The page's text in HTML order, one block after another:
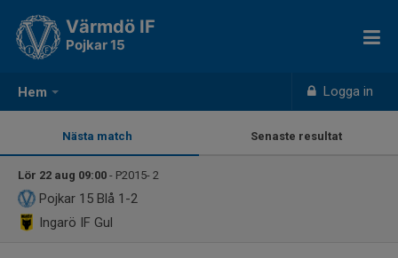
Hem Logga in
Värmdö IF
Pojkar 15
Nästa match Senaste resultat
Lör 22 aug 09:00 - P2015- 2
Pojkar 15 Blå 1-2
Ingarö IF Gul